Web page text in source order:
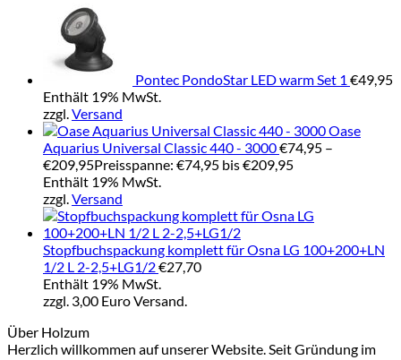
Pontec PondoStar LED warm Set 1 €49,95
Enthält 19% MwSt.
zzgl.Versand
Oase
Aquarius Universal Classic 440 - 3000€74,95 –
€209,95Preisspanne: €74,95 bis €209,95
Enthält 19% MwSt.
zzgl.Versand
Stopfbuchspackung komplett für Osna LG 100+200+LN
1/2 L 2-2,5+LG1/2€27,70
Enthält 19% MwSt.
zzgl. 3,00 Euro Versand.
Über Holzum
Herzlich willkommen auf unserer Website. Seit Gründung im